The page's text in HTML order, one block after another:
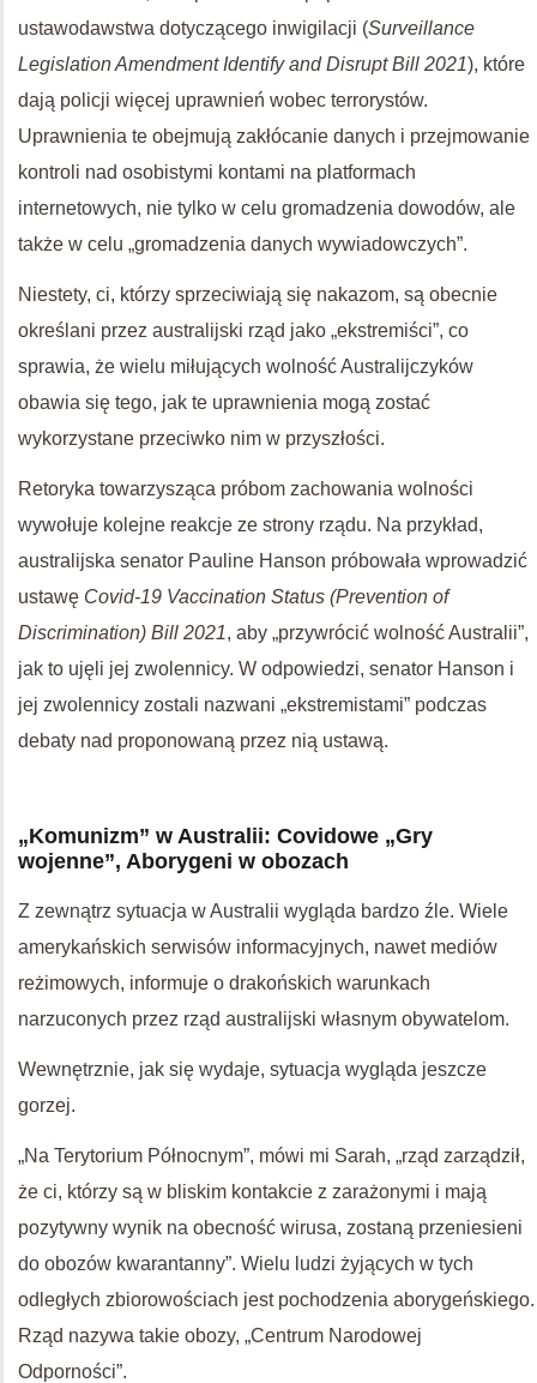
ustawodawstwa dotyczącego inwigilacji (Surveillance
Legislation Amendment Identify and Disrupt Bill 2021), które
dają policji więcej uprawnień wobec terrorystów.
Uprawnienia te obejmują zakłócanie danych i przejmowanie
kontroli nad osobistymi kontami na platformach
internetowych, nie tylko w celu gromadzenia dowodów, ale
także w celu „gromadzenia danych wywiadowczych”.
Niestety, ci, którzy sprzeciwiają się nakazom, są obecnie
określani przez australijski rząd jako „ekstremiści”, co
sprawia, że wielu miłujących wolność Australijczyków
obawia się tego, jak te uprawnienia mogą zostać
wykorzystane przeciwko nim w przyszłości.
Retoryka towarzysząca próbom zachowania wolności
wywołuje kolejne reakcje ze strony rządu. Na przykład,
australijska senator Pauline Hanson próbowała wprowadzić
ustawę Covid-19 Vaccination Status (Prevention of
Discrimination) Bill 2021, aby „przywrócić wolność Australii”,
jak to ujęli jej zwolennicy. W odpowiedzi, senator Hanson i
jej zwolennicy zostali nazwani „ekstremistami” podczas
debaty nad proponowaną przez nią ustawą.
„Komunizm” w Australii: Covidowe „Gry
wojenne”, Aborygeni w obozach
Z zewnątrz sytuacja w Australii wygląda bardzo źle. Wiele
amerykańskich serwisów informacyjnych, nawet mediów
reżimowych, informuje o drakońskich warunkach
narzuconych przez rząd australijski własnym obywatelom.
Wewnętrznie, jak się wydaje, sytuacja wygląda jeszcze
gorzej.
„Na Terytorium Północnym”, mówi mi Sarah, „rząd zarządził,
że ci, którzy są w bliskim kontakcie z zarażonymi i mają
pozytywny wynik na obecność wirusa, zostaną przeniesieni
do obozów kwarantanny”. Wielu ludzi żyjących w tych
odległych zbiorowościach jest pochodzenia aborygeńskiego.
Rząd nazywa takie obozy, „Centrum Narodowej
Odporności”.